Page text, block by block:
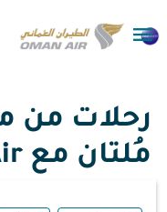

رحلات من
مُلتان مع Oman Air بدءًا